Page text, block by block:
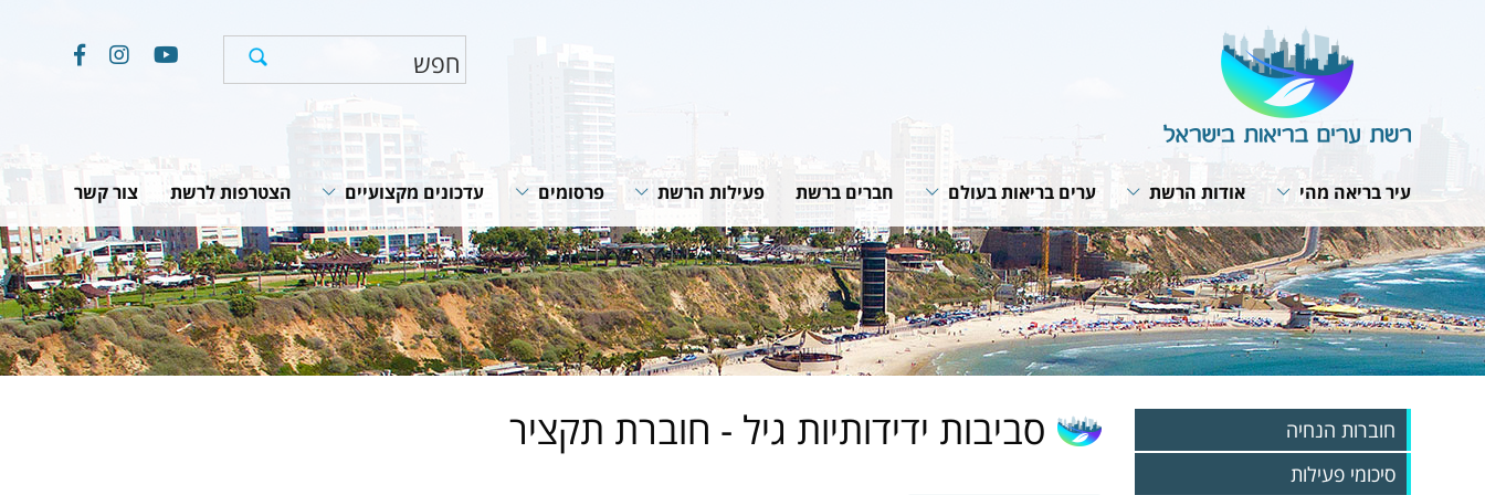
עיר בריאה מהי
תבנית פעולה
תפקיד המתאם
ועדת היגוי לעיר בריאה
פרופיל עירוני
תהליך תכנון עירוני
אודות הרשת
מבנה הרשת
חזון ומטרות
תפקיד הרשת
תקנון הרשת
הערכת הפעילות בערים
אמנת העיר הבריאה
ערים בריאות בעולם
תנאי חברות ברשת
האירופית של רשתות
תוכנית אסטרטגית של
רשת הרשתות
פעילות עולמית
מפגשי עבודה של הרשת
חברים ברשת פעילות הרשת
תוכניות ופעילות הרשת
שיתופי פעולה
פרסומים
חוברות הנחיה
סיכומי פעילות
מאמרים מקצועיים
חדשות רשת
עדכונים מקצועיים
חוקים, תקנות והמלצות
תוכניות לאומיות
מאמרים וכתבות
הצטרפות לרשת צור קשר
חוברות הנחיה
סיכומי פעילות
סביבות ידידותיות גיל - חוברת תקציר